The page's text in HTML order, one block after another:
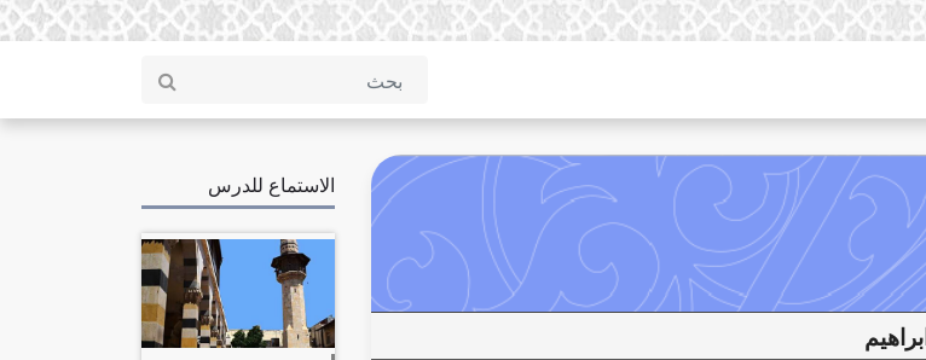
الاستماع للدرس